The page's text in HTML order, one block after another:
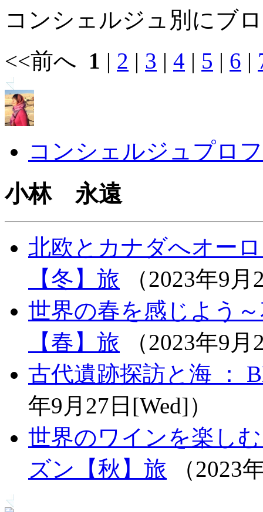
コンシェルジュ別にブ
<<前へ 1 | 2 | 3 | 4 | 5 | 6 |
コンシェルジュプロ
小林 永遠
北欧とカナダへオー
【冬】旅 （2023年9
世界の春を感じよう
【春】旅 （2023年9
古代遺跡探訪と海 ：
年9月27日[Wed]）
世界のワインを楽し
ズン【秋】旅 （2023